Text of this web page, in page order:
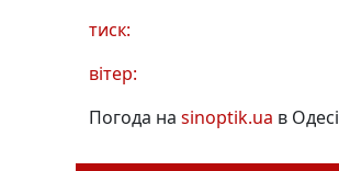
тиск:
вітер:
Погода на sinoptik.ua в Одесі